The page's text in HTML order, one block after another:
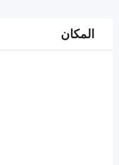
المكان